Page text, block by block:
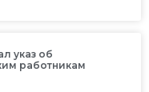
указ об
работникам